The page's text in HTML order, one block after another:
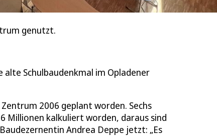
genutzt.
Schulbaudenkmal im Opladener
2006 geplant worden. Sechs
Millionen kalkuliert worden, daraus sind
Andrea Deppe jetzt: „Es